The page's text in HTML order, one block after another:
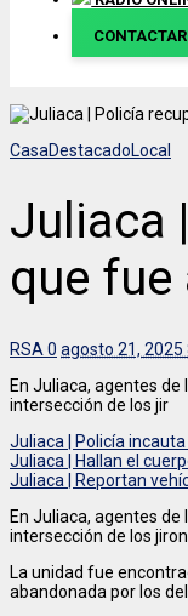
CONTACTAR
CasaDestacadoLocal
Juliaca
que fue
RSA 0 agosto 21, 2025
En Juliaca, agentes de
intersección de los jir
Juliaca | Policía
Juliaca | Hallan el
Juliaca | Reportan
En Juliaca, agentes de
intersección de los
La unidad fue
abandonada por los